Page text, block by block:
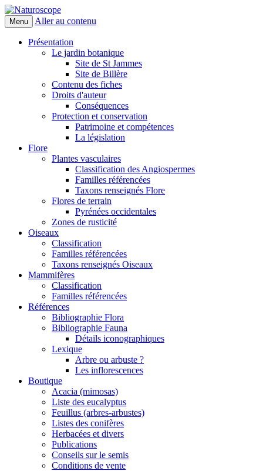
Naturoscope
Menu Aller au contenu
Présentation
Le jardin botanique
Site de St Jammes
Site de Billère
Contenu des fiches
Droits d'auteur
Conséquences
Protection et conservation
Patrimoine et compétences
La législation
Flore
Plantes vasculaires
Classification des Angiospermes
Familles référencées
Taxons renseignés Flore
Flores de terrain
Pyrénées occidentales
Zones de rusticité
Oiseaux
Classification
Familles référencées
Taxons renseignés Oiseaux
Mammifères
Classification
Familles référencées
Références
Bibliographie Flora
Bibliographie Fauna
Détails iconographiques
Lexique
Arbre ou arbuste ?
Les inflorescences
Boutique
Acacia (mimosas)
Liste des eucalyptus
Feuillus (arbres-arbustes)
Listes des conifères
Herbacées et divers
Publications
Conseils sur le semis
Conditions de vente